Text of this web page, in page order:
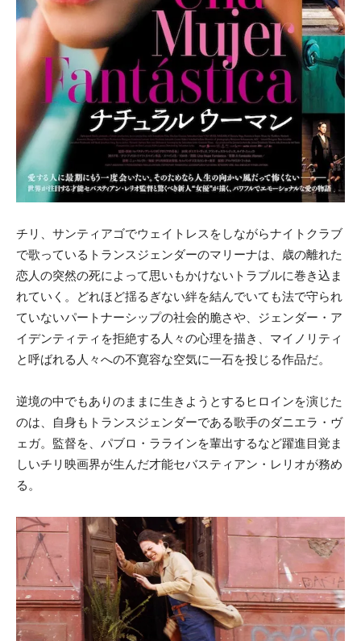
チリ、サンティアゴでウェイトレスをしながらナイトクラブ
で歌っているトランスジェンダーのマリーナは、歳の離れた
恋人の突然の死によって思いもかけないトラブルに巻き込ま
れていく。どれほど揺るぎない絆を結んでいても法で守られ
ていないパートナーシップの社会的脆さや、ジェンダー・ア
イデンティティを拒絶する人々の心理を描き、マイノリティ
と呼ばれる人々への不寛容な空気に一石を投じる作品だ。
逆境の中でもありのままに生きようとするヒロインを演じた
のは、自身もトランスジェンダーである歌手のダニエラ・ヴ
ェガ。監督を、パブロ・ララインを輩出するなど躍進目覚ま
しいチリ映画界が生んだ才能セバスティアン・レリオが務め
る。